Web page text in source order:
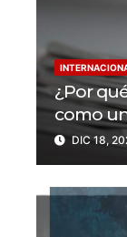
¿Por
como
libertad
DIC 18,